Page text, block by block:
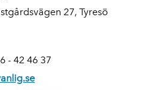
27, Tyresö
- 42 46 37